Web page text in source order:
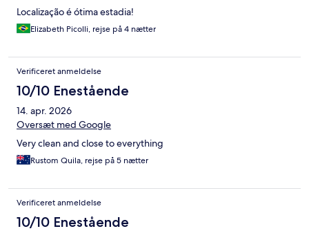
Localização é ótima estadia!
Elizabeth Picolli, rejse på 4 nætter
Verificeret anmeldelse
10/10 Enestående
14. apr. 2026
Oversæt med Google
Very clean and close to everything
Rustom Quila, rejse på 5 nætter
Verificeret anmeldelse
10/10 Enestående